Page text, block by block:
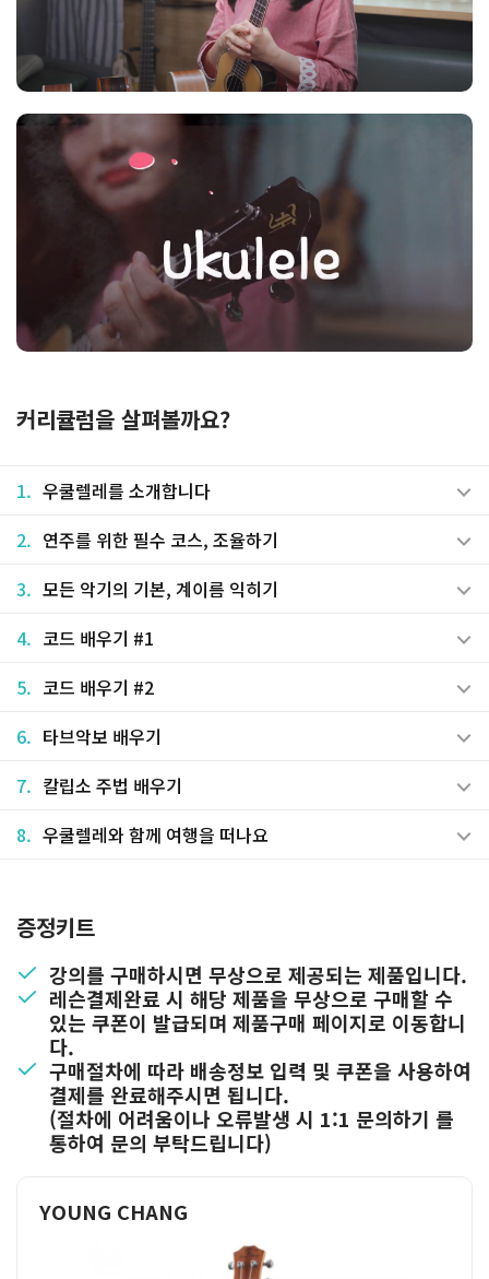
커리큘럼을 살펴볼까요?
1. 우쿨렐레를 소개합니다
2. 연주를 위한 필수 코스, 조율하기
3. 모든 악기의 기본, 계이름 익히기
4. 코드 배우기 #1
5. 코드 배우기 #2
6. 타브악보 배우기
7. 칼립소 주법 배우기
8. 우쿨렐레와 함께 여행을 떠나요
증정키트
강의를 구매하시면 무상으로 제공되는 제품입니다.
레슨결제완료 시 해당 제품을 무상으로 구매할 수
있는 쿠폰이 발급되며 제품구매 페이지로 이동합니
다.
구매절차에 따라 배송정보 입력 및 쿠폰을 사용하여
결제를 완료해주시면 됩니다.
(절차에 어려움이나 오류발생 시 1:1 문의하기 를
통하여 문의 부탁드립니다)
YOUNG CHANG